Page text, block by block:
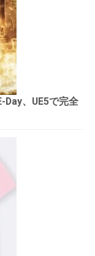
Day、UE5で完全